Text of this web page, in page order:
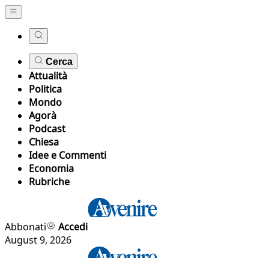
Cerca
Attualità
Politica
Mondo
Agorà
Podcast
Chiesa
Idee e Commenti
Economia
Rubriche
Abbonati
Accedi
August 9, 2026